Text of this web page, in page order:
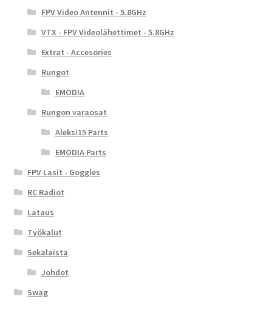
FPV Video Antennit - 5.8GHz
VTX - FPV Videolähettimet - 5.8GHz
Extrat - Accesories
Rungot
EMODIA
Rungon varaosat
Aleksi15 Parts
EMODIA Parts
FPV Lasit - Goggles
RC Radiot
Lataus
Työkalut
Sekalaista
Johdot
Swag